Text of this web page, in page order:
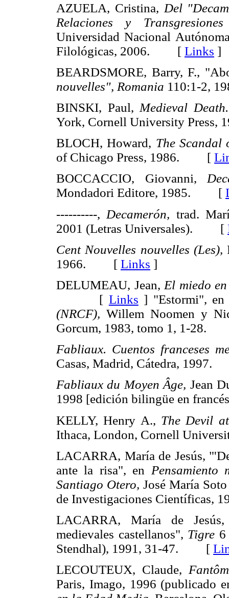
AZUELA, Cristina, Del
Relaciones y
Universidad Nacional
Filológicas, 2006. [ Links ]
BEARDSMORE, Barry, F.,
nouvelles", Romania 110:1-2,
BINSKI, Paul, Medieval
York, Cornell University
BLOCH, Howard, The Scandal
of Chicago Press, 1986. [
BOCCACCIO, Giovanni,
Mondadori Editore, 1985. [
----------, Decamerón, trad.
2001 (Letras Universales). [
Cent Nouvelles nouvelles (Les),
1966. [ Links ]
DELUMEAU, Jean, El miedo
[ Links ] "Estormi",
(NRCF), Willem Noomen y
Gorcum, 1983, tomo 1, 1-
Fabliaux. Cuentos franceses
Casas, Madrid, Cátedra,
Fabliaux du Moyen Âge, Jean
1998 [edición bilingüe en
KELLY, Henry A., The Devil
Ithaca, London, Cornell
LACARRA, María de Jesús,
ante la risa", en Pensamiento
Santiago Otero, José María
de Investigaciones
LACARRA, María de
medievales castellanos", Tigre 6
Stendhal), 1991, 31-47. [
LECOUTEUX, Claude,
Paris, Imago, 1996 (publicado